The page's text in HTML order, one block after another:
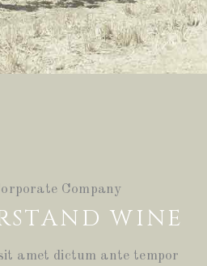
Company
WINE
amet dictum ante tempor